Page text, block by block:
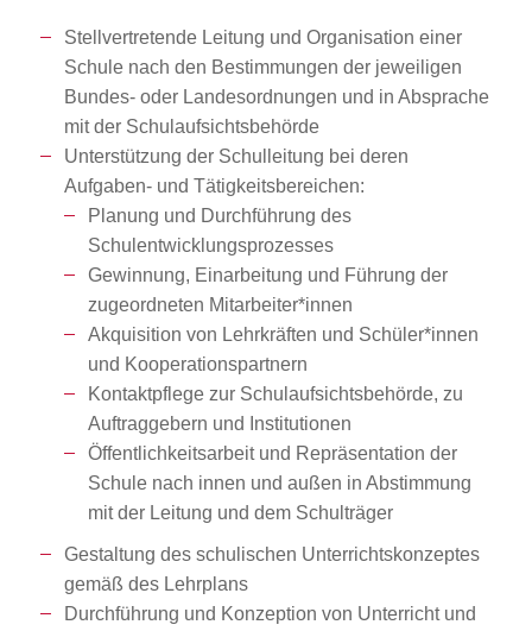
Stellvertretende Leitung und Organisation einer
Schule nach den Bestimmungen der jeweiligen
Bundes- oder Landesordnungen und in Absprache
mit der Schulaufsichtsbehörde
Unterstützung der Schulleitung bei deren
Aufgaben- und Tätigkeitsbereichen:
Planung und Durchführung des
Schulentwicklungsprozesses
Gewinnung, Einarbeitung und Führung der
zugeordneten Mitarbeiter*innen
Akquisition von Lehrkräften und Schüler*innen
und Kooperationspartnern
Kontaktpflege zur Schulaufsichtsbehörde, zu
Auftraggebern und Institutionen
Öffentlichkeitsarbeit und Repräsentation der
Schule nach innen und außen in Abstimmung
mit der Leitung und dem Schulträger
Gestaltung des schulischen Unterrichtskonzeptes
gemäß des Lehrplans
Durchführung und Konzeption von Unterricht und